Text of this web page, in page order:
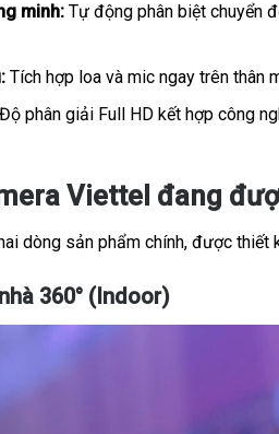
minh:Tự động phân biệt chuyển
Tích hợp loa và mic ngay trên thân
phân giải Full HD kết hợp công
Viettel đang
dòng sản phẩm chính, được
360° (Indoor)